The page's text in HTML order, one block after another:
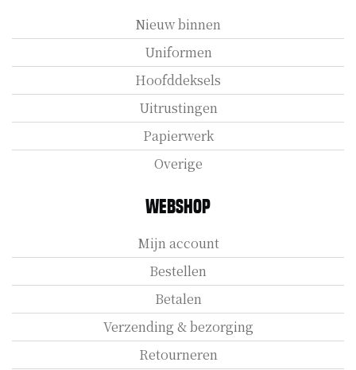
Nieuw binnen
Uniformen
Hoofddeksels
Uitrustingen
Papierwerk
Overige
Webshop
Mijn account
Bestellen
Betalen
Verzending & bezorging
Retourneren